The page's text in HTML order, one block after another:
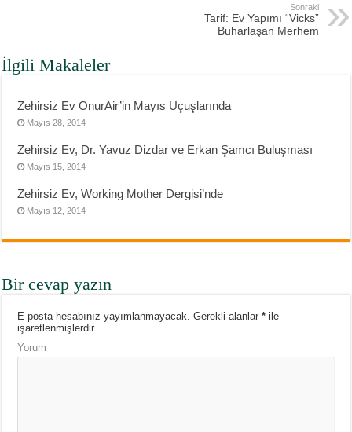
Sonraki
Tarif: Ev Yapımı “Vicks”
Buharlaşan Merhem
İlgili Makaleler
Zehirsiz Ev OnurAir’in Mayıs Uçuşlarında
Mayıs 28, 2014
Zehirsiz Ev, Dr. Yavuz Dizdar ve Erkan Şamcı Buluşması
Mayıs 15, 2014
Zehirsiz Ev, Working Mother Dergisi’nde
Mayıs 12, 2014
Bir cevap yazın
E-posta hesabınız yayımlanmayacak. Gerekli alanlar* ile
işaretlenmişlerdir
Yorum